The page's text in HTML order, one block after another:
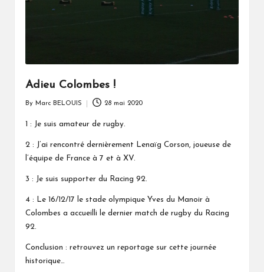
Adieu Colombes !
by
By Marc BELOUIS 28 mai 2020
1 : Je suis amateur de rugby.
2 : J’ai rencontré dernièrement Lenaïg Corson, joueuse de
l’équipe de France à 7 et à XV.
3 : Je suis supporter du Racing 92.
4 : Le 16/12/17 le stade olympique Yves du Manoir à
Colombes a accueilli le dernier match de rugby du Racing
92.
Conclusion : retrouvez un reportage sur cette journée
historique…